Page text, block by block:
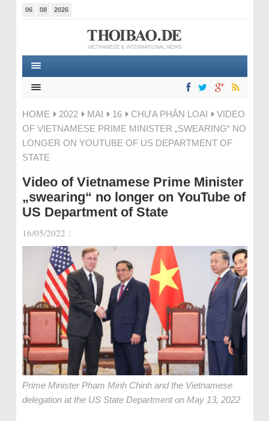
06 08 2026
HOME 2022 MAI 16 CHƯA PHÂN LOẠI
VIDEO
OF VIETNAMESE PRIME MINISTER „SWEARING“ NO
LONGER ON YOUTUBE OF US DEPARTMENT OF
STATE
Video of Vietnamese Prime Minister
„swearing“ no longer on YouTube of
US Department of State
16/05/2022 |
Prime Minister Pham Minh Chinh and the Vietnamese
delegation at the US State Department on May 13, 2022